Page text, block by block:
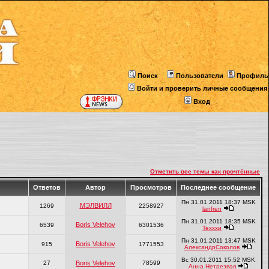
Поиск Пользователи
Профиль
Войти и проверить личные сообщения
Вход
Отметить все темы как прочтённые
Ответов Автор Просмотров Последнее сообщение
1269 МЭЛВИЛЛ 2258927
Пн 31.01.2011 18:37 MSK
lanfren
6539 Boris Velehov 6301536
Пн 31.01.2011 18:35 MSK
Техххи
915 Boris Velehov 1771553
Пн 31.01.2011 13:47 MSK
АлександрСоколов
27 Boris Velehov 78599
Вс 30.01.2011 15:52 MSK
Анна Нетрезвая